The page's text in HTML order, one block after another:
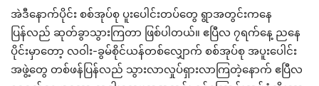
အဲဒီနောက်ပိုင်း စစ်အုပ်စု ပူးပေါင်းတပ်တွေ ရွာအတွင်းကနေ
ပြန်လည် ဆုတ်ခွာသွားကြတာ ဖြစ်ပါတယ်။ ဧပြီလ ၇ရက်နေ့ ညနေ
ပိုင်းမှာတော့ လဝါး-ခွမ်စိုင်ယန်တစ်လျှောက် စစ်အုပ်စု အပူးပေါင်း
အဖွဲ့တွေ တစ်ဖန်ပြန်လည် သွားလာလှုပ်ရှားလာကြတဲ့နောက် ဧပြီလ